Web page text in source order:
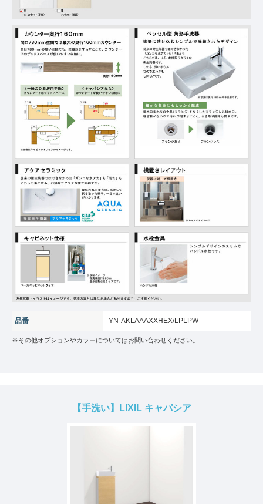
品番 YN-AKLAAAXXHEX/LPLPW
※その他オプションやカラーについてはお問い合わせください。
【手洗い】LIXIL キャパシア